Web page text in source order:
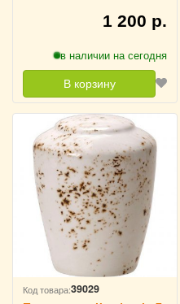
1 200 р.
в наличии на сегодня
В корзину
Код товара:39029